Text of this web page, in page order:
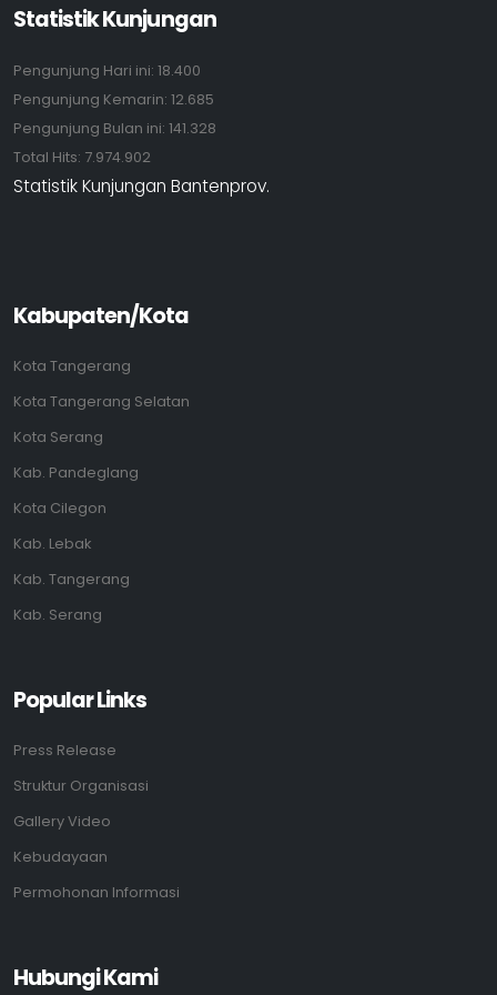
Statistik Kunjungan
Pengunjung Hari ini: 18.400
Pengunjung Kemarin: 12.685
Pengunjung Bulan ini: 141.328
Total Hits: 7.974.902
Statistik Kunjungan Bantenprov.
Kabupaten/Kota
Kota Tangerang
Kota Tangerang Selatan
Kota Serang
Kab. Pandeglang
Kota Cilegon
Kab. Lebak
Kab. Tangerang
Kab. Serang
Popular Links
Press Release
Struktur Organisasi
Gallery Video
Kebudayaan
Permohonan Informasi
Hubungi Kami